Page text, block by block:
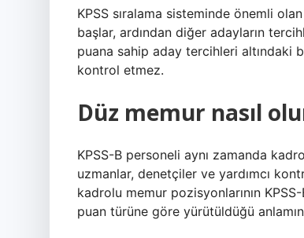
KPSS sıralama sisteminde önemli
başlar, ardından diğer adayların
puana sahip aday tercihleri ​​altındaki
kontrol etmez.
Düz memur nasıl
KPSS-B personeli aynı zamanda
uzmanlar, denetçiler ve yardımcı
kadrolu memur pozisyonlarının
puan türüne göre yürütüldüğü